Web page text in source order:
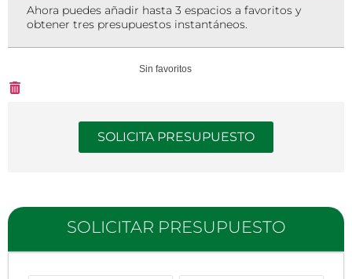
Ahora puedes añadir hasta 3 espacios a favoritos y
obtener tres presupuestos instantáneos.
Sin favoritos
SOLICITA PRESUPUESTO
SOLICITAR PRESUPUESTO